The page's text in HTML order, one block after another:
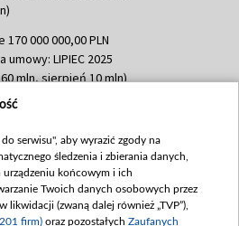
000 000,00 PLN
umowy: LIPIEC 2025
mln, sierpień 10 mln)
000 000,00 PLN
60 mln)
783 051,21 PLN
umowy: WRZESIEŃ 2025
100 mln, październik 350
serwisu", aby wyrazić zgody na
śledzenia i zbierania danych,
końcowym i ich
Twoich danych osobowych przez
likwidacji (zwaną dalej również „TVP”),
firm) oraz pozostałych Zaufanych